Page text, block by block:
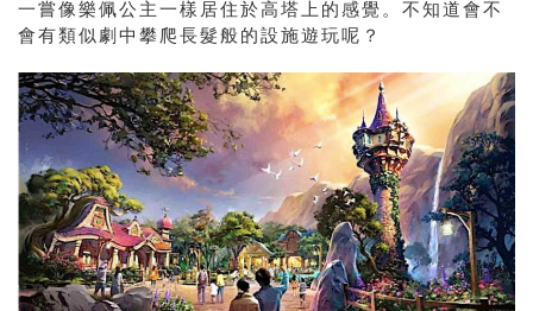
一嘗像樂佩公主一樣居住於高塔上的感覺。不知道會不
會有類似劇中攀爬長髮般的設施遊玩呢？